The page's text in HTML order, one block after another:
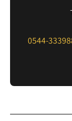
0544-